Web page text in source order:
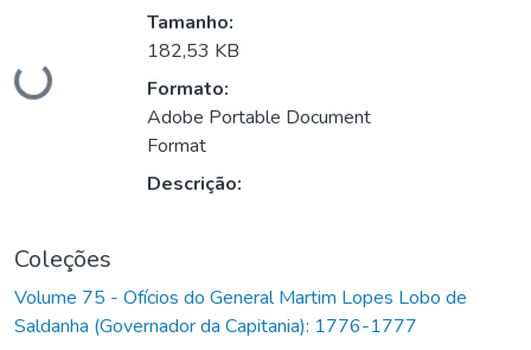
Carregando...
Tamanho:
182,53 KB
Formato:
Adobe Portable Document
Format
Descrição:
Coleções
Volume 75 - Ofícios do General Martim Lopes Lobo de
Saldanha (Governador da Capitania): 1776-1777